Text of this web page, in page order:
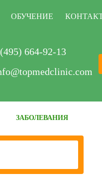
ОБУЧЕНИЕ
664-92-13
ЗАБОЛЕВАНИЯ